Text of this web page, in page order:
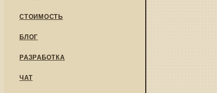
СТОИМОСТЬ
БЛОГ
РАЗРАБОТКА
ЧАТ